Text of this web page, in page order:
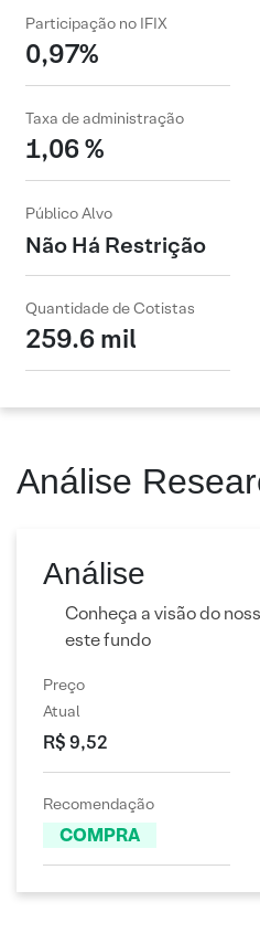
Participação no IFIX
0,97%
Taxa de administração
1,06 %
Público Alvo
Não Há Restrição
Quantidade de Cotistas
259.6 mil
Análise
Análise
Conheça a visão do
este fundo
Preço
Atual
R$ 9,52
Recomendação
COMPRA